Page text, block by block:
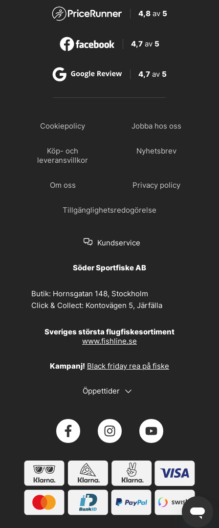
4,8 av 5
4,7 av 5
4,7 av 5
Cookiepolicy Jobba hos oss
Köp- och
leveransvillkor
Nyhetsbrev
Om oss Privacy policy
Tillgänglighetsredogörelse
Kundservice
Söder Sportfiske AB
Butik: Hornsgatan 148, Stockholm
Click & Collect: Kontovägen 5, Järfälla
Sveriges största flugfiskesortiment
www.fishline.se
Kampanj! Black friday rea på fiske
Öppettider